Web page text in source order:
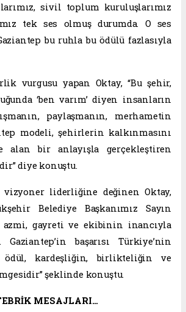
sivil toplum kuruluşlarımız
tek ses olmuş durumda. O ses
bu ruhla bu ödülü fazlasıyla
vurgusu yapan Oktay, “Bu şehir,
‘ben varım’ diyen insanların
paylaşmanın, merhametin
modeli, şehirlerin kalkınmasını
alan bir anlayışla gerçekleştiren
diye konuştu.
vizyoner liderliğine değinen Oktay,
Belediye Başkanımız Sayın
azmi, gayreti ve ekibinin inancıyla
başarısı Türkiye’nin
ödül, kardeşliğin, birlikteliğin ve
şeklinde konuştu.
MESAJLARI…